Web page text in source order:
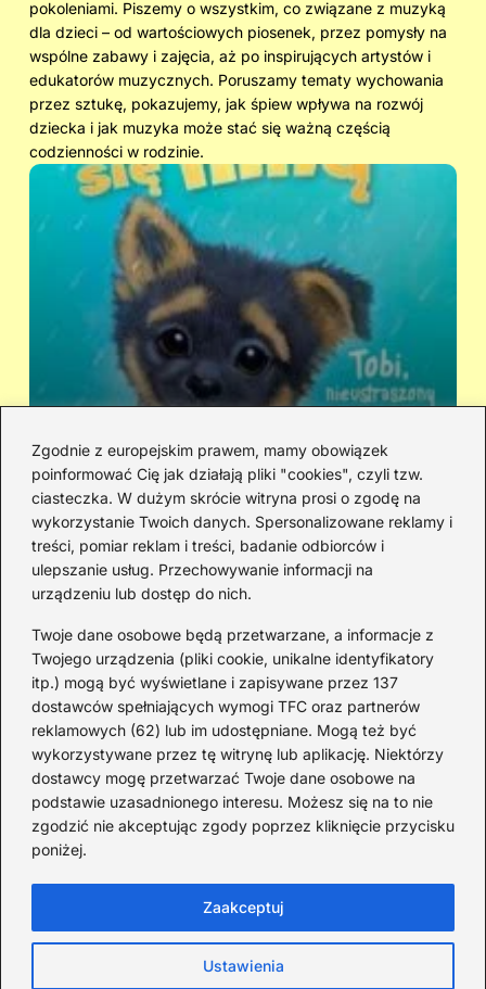
Zgodnie z europejskim prawem, mamy obowiązek
poinformować Cię jak działają pliki "cookies", czyli tzw.
ciasteczka. W dużym skrócie witryna prosi o zgodę na
wykorzystanie Twoich danych. Spersonalizowane reklamy i
treści, pomiar reklam i treści, badanie odbiorców i
ulepszanie usług. Przechowywanie informacji na
urządzeniu lub dostęp do nich.
Twoje dane osobowe będą przetwarzane, a informacje z
Twojego urządzenia (pliki cookie, unikalne identyfikatory
itp.) mogą być wyświetlane i zapisywane przez 137
dostawców spełniających wymogi TFC oraz partnerów
reklamowych (62) lub im udostępniane. Mogą też być
wykorzystywane przez tę witrynę lub aplikację. Niektórzy
dostawcy mogę przetwarzać Twoje dane osobowe na
podstawie uzasadnionego interesu. Możesz się na to nie
zgodzić nie akceptując zgody poprzez kliknięcie przycisku
poniżej.
Ustawienia
Zaakceptuj
pokoleniami. Piszemy o wszystkim, co związane z muzyką
dla dzieci – od wartościowych piosenek, przez pomysły na
wspólne zabawy i zajęcia, aż po inspirujących artystów i
edukatorów muzycznych. Poruszamy tematy wychowania
przez sztukę, pokazujemy, jak śpiew wpływa na rozwój
dziecka i jak muzyka może stać się ważną częścią
codzienności w rodzinie.
Kto śpiewa „Zaopiekuj się mną”? IRA
czy Rezerwat — prawda o dwóch
wersjach
Redakcja
JazzJuniors.pl to miejsce dla rodziców, nauczycieli,
animatorów i wszystkich, którzy wierzą, że muzyka to coś
więcej niż dźwięki – to emocje, relacje i wspomnienia.
Szukasz inspiracji do rodzinnego śpiewania?
Redakcja: Monika Zawadzka
Piłsudskiego 211AD, 14-714 Kielce
733 311 7511
O Jazz Juniors
Prywatność